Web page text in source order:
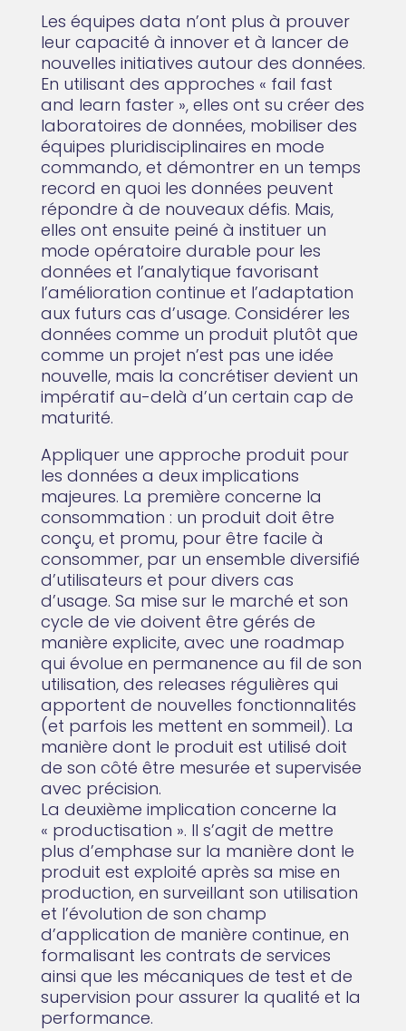
Les équipes data n’ont plus à prouver
leur capacité à innover et à lancer de
nouvelles initiatives autour des données.
En utilisant des approches « fail fast
and learn faster », elles ont su créer des
laboratoires de données, mobiliser des
équipes pluridisciplinaires en mode
commando, et démontrer en un temps
record en quoi les données peuvent
répondre à de nouveaux défis. Mais,
elles ont ensuite peiné à instituer un
mode opératoire durable pour les
données et l’analytique favorisant
l’amélioration continue et l’adaptation
aux futurs cas d’usage. Considérer les
données comme un produit plutôt que
comme un projet n’est pas une idée
nouvelle, mais la concrétiser devient un
impératif au-delà d’un certain cap de
maturité.
Appliquer une approche produit pour
les données a deux implications
majeures. La première concerne la
consommation : un produit doit être
conçu, et promu, pour être facile à
consommer, par un ensemble diversifié
d’utilisateurs et pour divers cas
d’usage. Sa mise sur le marché et son
cycle de vie doivent être gérés de
manière explicite, avec une roadmap
qui évolue en permanence au fil de son
utilisation, des releases régulières qui
apportent de nouvelles fonctionnalités
(et parfois les mettent en sommeil). La
manière dont le produit est utilisé doit
de son côté être mesurée et supervisée
avec précision.
La deuxième implication concerne la
« productisation ». Il s’agit de mettre
plus d’emphase sur la manière dont le
produit est exploité après sa mise en
production, en surveillant son utilisation
et l’évolution de son champ
d’application de manière continue, en
formalisant les contrats de services
ainsi que les mécaniques de test et de
supervision pour assurer la qualité et la
performance.